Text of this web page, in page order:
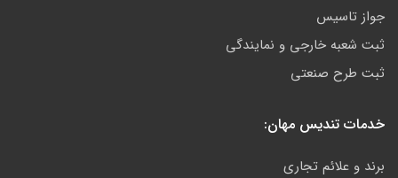
جواز تاسیس
ثبت شعبه خارجی و نمایندگی
ثبت طرح صنعتی
خدمات تندیس مهان:
برند و علائم تجاری